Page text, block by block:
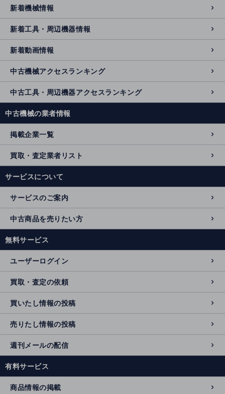
新着機械情報
新着工具・周辺機器情報
新着動画情報
中古機械アクセスランキング
中古工具・周辺機器アクセスランキング
中古機械の業者情報
掲載企業一覧
買取・査定業者リスト
サービスについて
サービスのご案内
中古商品を売りたい方
無料サービス
ユーザーログイン
買取・査定の依頼
買いたし情報の投稿
売りたし情報の投稿
週刊メールの配信
有料サービス
商品情報の掲載